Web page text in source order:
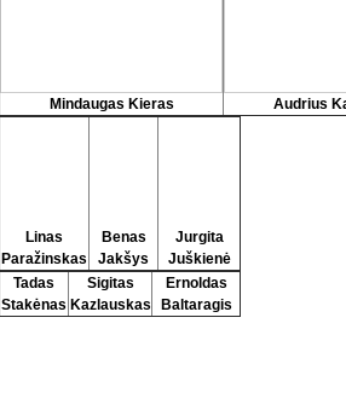
Mindaugas Kieras Audrius
Linas
Paražinskas
Benas
Jakšys
Jurgita
Juškienė
Tadas
Stakėnas
Sigitas
Kazlauskas
Ernoldas
Baltaragis